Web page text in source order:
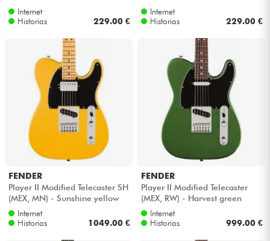
Internet
Historias
229.00 €
Internet
Historias
229.00 €
FENDER
Player II Modified Telecaster SH
(MEX, MN) - Sunshine yellow
Internet
Historias
1049.00 €
FENDER
Player II Modified Telecaster
(MEX, RW) - Harvest green
metallic
Internet
Historias
999.00 €